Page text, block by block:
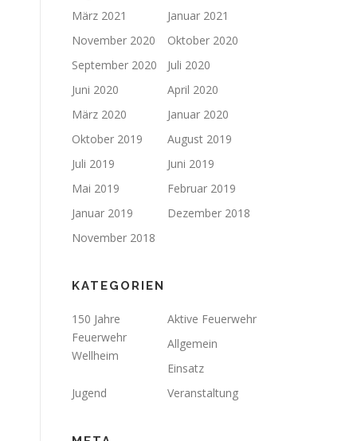
März 2021
Januar 2021
November 2020
Oktober 2020
September 2020
Juli 2020
Juni 2020
April 2020
März 2020
Januar 2020
Oktober 2019
August 2019
Juli 2019
Juni 2019
Mai 2019
Februar 2019
Januar 2019
Dezember 2018
November 2018
KATEGORIEN
150 Jahre
Feuerwehr
Wellheim
Aktive Feuerwehr
Allgemein
Einsatz
Jugend
Veranstaltung